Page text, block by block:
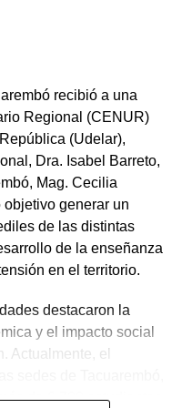
de bien y fue un
trayendo
y que apoyó al
dijo que Homero
la vida, y aquellas
algo de lo que fue
y con una vocación
no se ha visto.
recibió a una
Regional (CENUR)
(Udelar),
Dra. Isabel Barreto,
Mag. Cecilia
objetivo generar un
de las distintas
de la enseñanza
en el territorio.
destacaron la
y el impacto social
Actualmente, el
de 6.700 estudiantes